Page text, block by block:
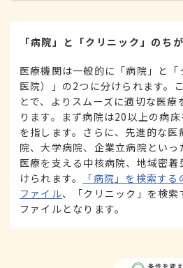
「病院」と「クリニック」のち
医療機関は一般的に「病院」と「
医院）」の2つに分けられます。
とで、よりスムーズに適切な医療
ります。まず病院は20以上の病
を指します。さらに、先進的な医
院、大学病院、企業立病院とい
医療を支える中核病院、地域密
けられます。
「病院」を検索す
ファイル、「クリニック」を検索
ファイルとなります。